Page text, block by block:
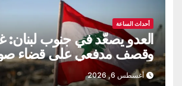
أحداث الساعة
العدو يصعّد في جنوب لبنان:
وقصف مدفعي على قضاء
أغسطس 6, 2026